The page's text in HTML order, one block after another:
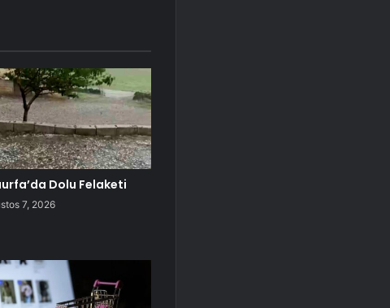
Dolu Felaketi
7, 2026